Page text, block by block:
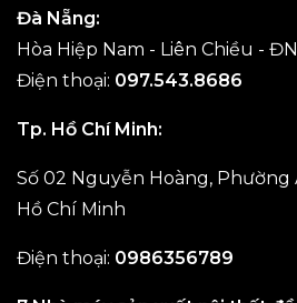
Đà Nẵng:
Hòa Hiệp Nam - Liên Chiều -
Điện thoại: 097.543.8686
Tp. Hồ Chí Minh:
Số 02 Nguyễn Hoàng, Phường
Hồ Chí Minh
Điện thoại: 0986356789